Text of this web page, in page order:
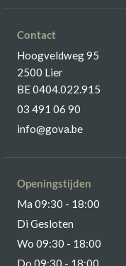
Contact
Hoogveldweg 95
2500 Lier
BE 0404.022.915
03 491 06 90
info@gova.be
Openingstijden
Ma 09:30 - 18:00
Di Gesloten
Wo 09:30 - 18:00
Do 09:30 - 18:00